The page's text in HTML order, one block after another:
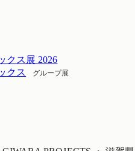
クス展 2026
クス
グループ展